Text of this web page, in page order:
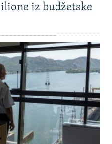
iz budžetske